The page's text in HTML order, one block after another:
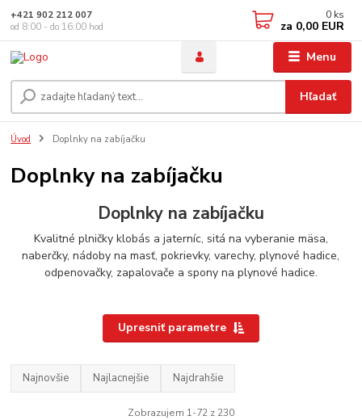
Menu
Hľadať
+421 902 212 007
od 8:00 - do 16:00 hod
0 ks
za 0,00 EUR
Úvod Doplnky na zabíjačku
Doplnky na zabíjačku
Doplnky na zabíjačku
Kvalitné plničky klobás a jaterníc, sitá na vyberanie mäsa,
naberčky, nádoby na masť, pokrievky, varechy, plynové hadice,
odpenovačky, zapalovače a spony na plynové hadice.
Upresniť parametre
Najnovšie Najlacnejšie Najdrahšie
Zobrazujem 1-72 z 230